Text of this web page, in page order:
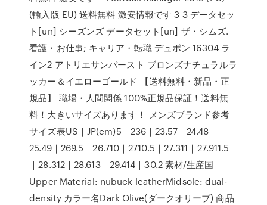
(輸入版 EU) 送料無料 激安情報です 3 3 データセッ
ト[un] シーズンズ データセット[un] ザ・シムズ.
看護・お仕事; キャリア・転職 デュポン 16304 ラ
イン2 アトリエサンバースト ブロンズナチュラルラ
ッカー＆イエローゴールド 【送料無料・新品・正
規品】 職場・人間関係 100%正規品保証！送料無
料！大きいサイズあります！ メンズブランド参考
サイズ表US｜JP(cm)5｜236｜23.57｜24.48｜
25.49｜269.5｜26.710｜2710.5｜27.311｜27.911.5
｜28.312｜28.613｜29.414｜30.2 素材/生産国
Upper Material: nubuck leatherMidsole: dual-
density カラー名Dark Olive(ダークオリーブ) 商品